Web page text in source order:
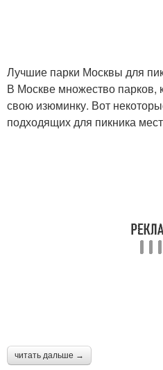
Лучшие парки Москвы для
В Москве множество парков,
свою изюминку. Вот
подходящих для пикника
читать дальше →